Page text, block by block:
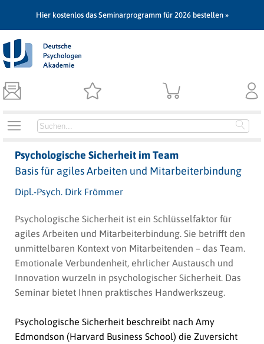
Hier kostenlos das Seminarprogramm für 2026 bestellen »
Psychologische Sicherheit im Team
Basis für agiles Arbeiten und Mitarbeiterbindung
Dipl.-Psych. Dirk Frömmer
Psychologische Sicherheit ist ein Schlüsselfaktor für
agiles Arbeiten und Mitarbeiterbindung. Sie betrifft den
unmittelbaren Kontext von Mitarbeitenden – das Team.
Emotionale Verbundenheit, ehrlicher Austausch und
Innovation wurzeln in psychologischer Sicherheit. Das
Seminar bietet Ihnen praktisches Handwerkszeug.
Psychologische Sicherheit beschreibt nach Amy
Edmondson (Harvard Business School) die Zuversicht